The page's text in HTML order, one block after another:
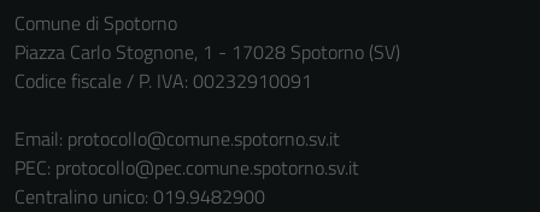
Comune di Spotorno
Piazza Carlo Stognone, 1 - 17028 Spotorno (SV)
Codice fiscale / P. IVA: 00232910091
Email: protocollo@comune.spotorno.sv.it
PEC: protocollo@pec.comune.spotorno.sv.it
Centralino unico: 019.9482900